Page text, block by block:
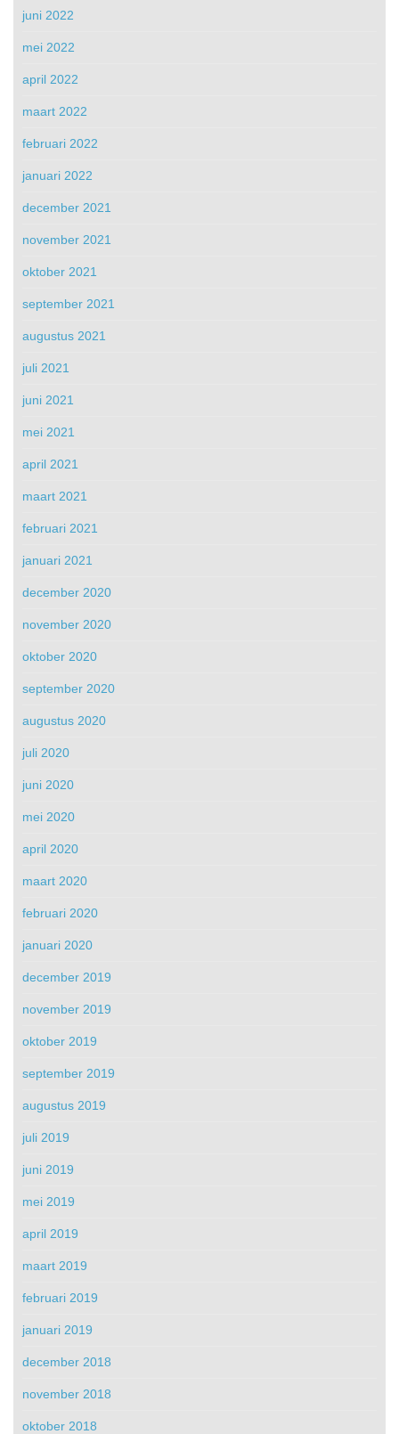
juni 2022
mei 2022
april 2022
maart 2022
februari 2022
januari 2022
december 2021
november 2021
oktober 2021
september 2021
augustus 2021
juli 2021
juni 2021
mei 2021
april 2021
maart 2021
februari 2021
januari 2021
december 2020
november 2020
oktober 2020
september 2020
augustus 2020
juli 2020
juni 2020
mei 2020
april 2020
maart 2020
februari 2020
januari 2020
december 2019
november 2019
oktober 2019
september 2019
augustus 2019
juli 2019
juni 2019
mei 2019
april 2019
maart 2019
februari 2019
januari 2019
december 2018
november 2018
oktober 2018